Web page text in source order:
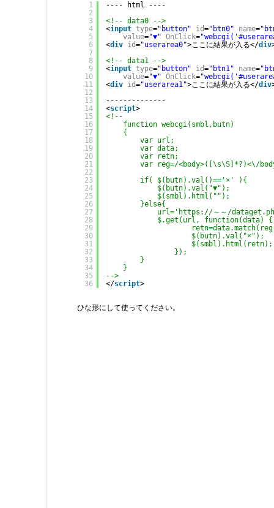
1
2
3
4
5
6
7
8
9
10
11
12
13
14
15
16
17
18
19
20
21
22
23
24
25
26
27
28
29
30
31
32
33
34
35
36
---- html ----
<!-- data0 -->
<input type="button" id="btn0" name=
value="▼" OnClick=
<div id="userarea0">ここに結果が入る</div
<!-- data1 -->
<input type="button" id="btn1" name=
value="▼" OnClick=
<div id="userarea1">ここに結果が入る</div
--------------
<script>
<!--
function webcgi(smbl,butn)
{
var url;
var data;
var retn;
var reg=/<body>([\s\S]*?)<\/
if( $(butn).val()=='×' ){
$(butn).val("▼");
$(smbl).html("");
}else{
url=' https://～～/
$.get(url, function(data) {
$(butn).val("×");
$(smbl).html(retn);
});
}
}
-->
</script>
ひな形にして使ってください。